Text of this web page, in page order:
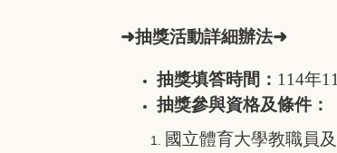
➜抽獎活動詳細辦法➜
抽獎填答時間： 114年
抽獎參與資格及條件：
國立體育大學教職員及